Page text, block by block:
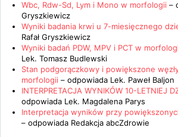
Wbc, Rdw-Sd, Lym i Mono w morfologii –
Gryszkiewicz
Wyniki badania krwi u 7-miesięcznego
Rafał Gryszkiewicz
Wyniki badań PDW, MPV i PCT w
Lek. Tomasz Budlewski
Stan podgorączkowy i powiększone
morfologii – odpowiada Lek. Paweł Baljon
INTERPRETACJA WYNIKÓW 10-LETNIEJ
odpowiada Lek. Magdalena Parys
Interpretacja wyników przy
– odpowiada Redakcja abcZdrowie